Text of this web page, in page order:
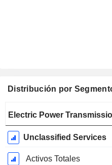
Distribución por
fiscal:
Diciembre
Electric Power
Unclassified Services
Activos Totales